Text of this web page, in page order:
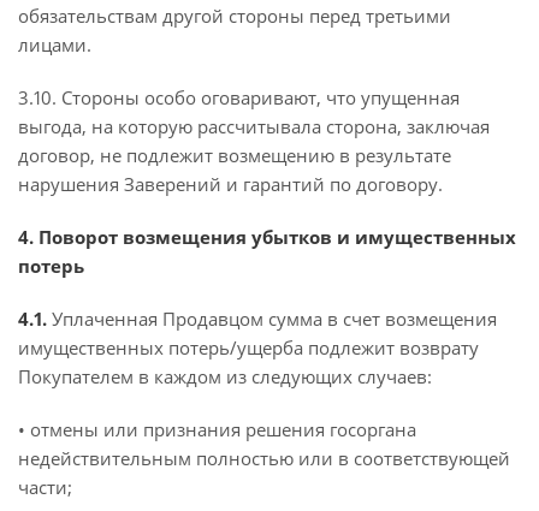
обязательствам другой стороны перед третьими
лицами.
3.10. Стороны особо оговаривают, что упущенная
выгода, на которую рассчитывала сторона, заключая
договор, не подлежит возмещению в результате
нарушения Заверений и гарантий по договору.
4. Поворот возмещения убытков и имущественных
потерь
4.1. Уплаченная Продавцом сумма в счет возмещения
имущественных потерь/ущерба подлежит возврату
Покупателем в каждом из следующих случаев:
• отмены или признания решения госоргана
недействительным полностью или в соответствующей
части;